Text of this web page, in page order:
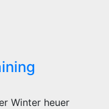
Winter heuer